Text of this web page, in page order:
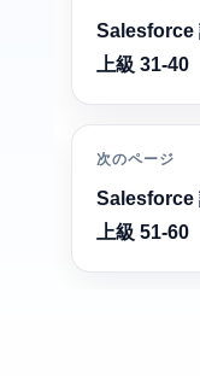
Salesforce
上級 31-40
次のページ
Salesforce
上級 51-60